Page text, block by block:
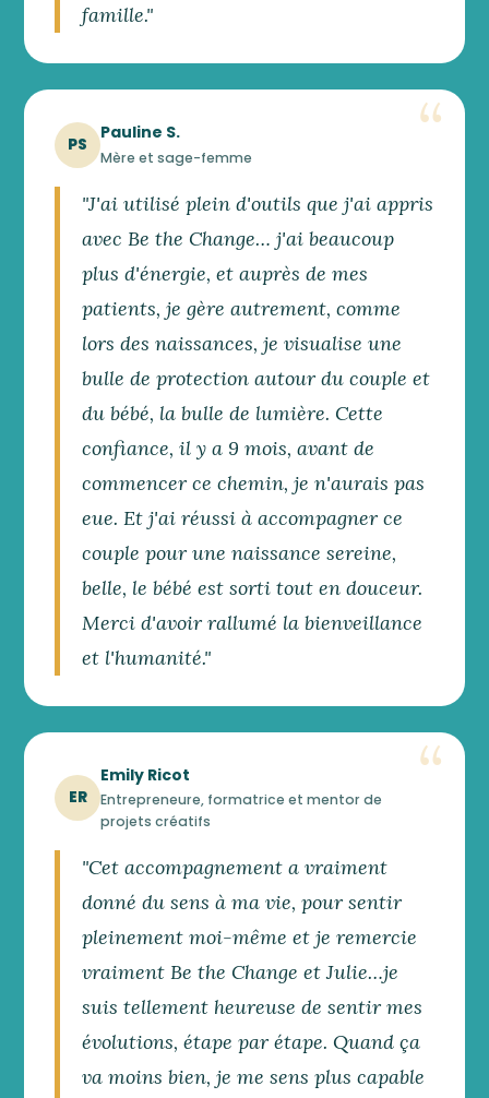
famille."
PS
Pauline S.
Mère et sage-femme
"J'ai utilisé plein d'outils que j'ai appris
avec Be the Change… j'ai beaucoup
plus d'énergie, et auprès de mes
patients, je gère autrement, comme
lors des naissances, je visualise une
bulle de protection autour du couple et
du bébé, la bulle de lumière. Cette
confiance, il y a 9 mois, avant de
commencer ce chemin, je n'aurais pas
eue. Et j'ai réussi à accompagner ce
couple pour une naissance sereine,
belle, le bébé est sorti tout en douceur.
Merci d'avoir rallumé la bienveillance
et l'humanité."
ER
Emily Ricot
Entrepreneure, formatrice et mentor de
projets créatifs
"Cet accompagnement a vraiment
donné du sens à ma vie, pour sentir
pleinement moi-même et je remercie
vraiment Be the Change et Julie…je
suis tellement heureuse de sentir mes
évolutions, étape par étape. Quand ça
va moins bien, je me sens plus capable